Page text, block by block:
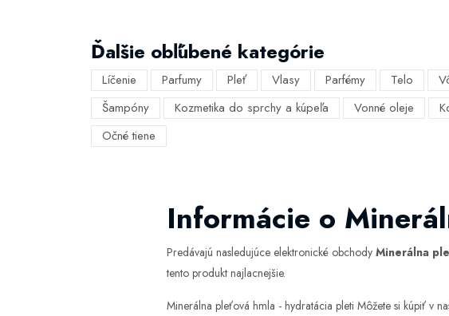
Ďalšie obľúbené kategórie
Líčenie Parfumy Pleť Vlasy Parfémy Telo
Šampóny
Kozmetika do sprchy a kúpeľa Vonné oleje
Očné tiene
Informácie o
Predávajú nasledujúce elektronické obchody Minerálna
tento produkt najlacnejšie.
Minerálna pleťová hmla - hydratácia pleti Môžete si kúpiť v